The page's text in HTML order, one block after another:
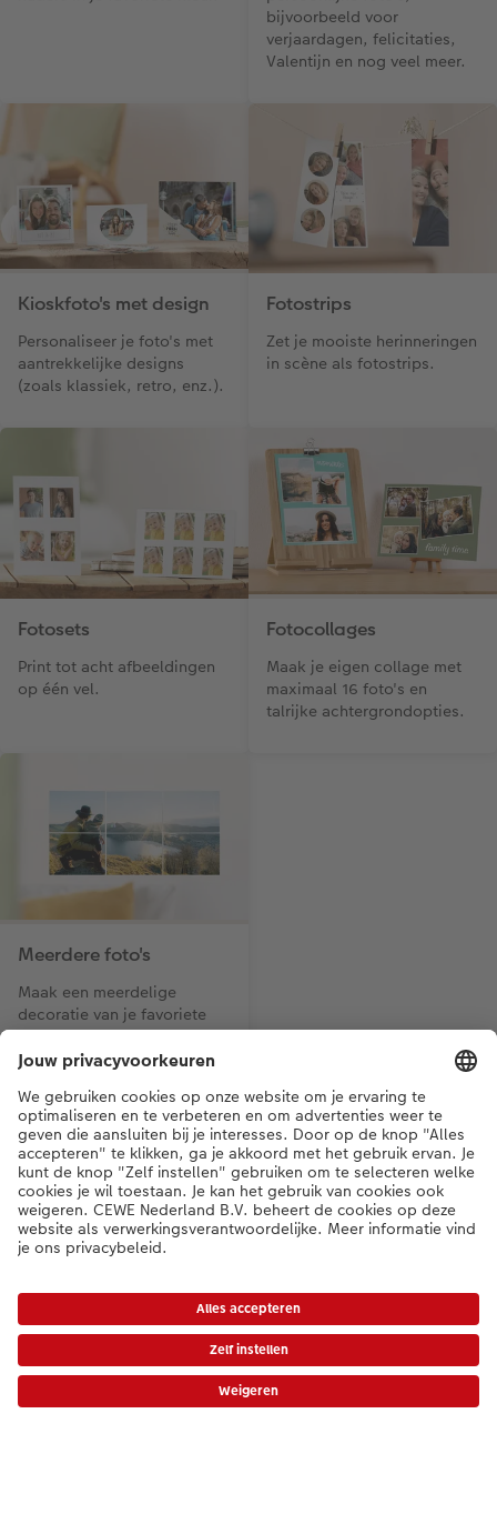
bijvoorbeeld voor
verjaardagen, felicitaties,
Valentijn en nog veel meer.
Kioskfoto's met design
Personaliseer je foto's met
aantrekkelijke designs
(zoals klassiek, retro, enz.).
Fotostrips
Zet je mooiste herinneringen
in scène als fotostrips.
Fotosets
Print tot acht afbeeldingen
op één vel.
Fotocollages
Maak je eigen collage met
maximaal 16 foto's en
talrijke achtergrondopties.
Meerdere foto's
Maak een meerdelige
decoratie van je favoriete
foto verdeeld over maximaal
negen foto's.
Betaalopties
Kwaliteit & zekerheid
Duurzaamheid